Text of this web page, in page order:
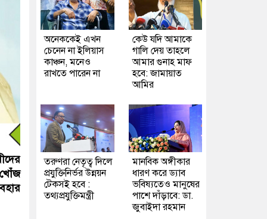
খোঁজ
অনেককেই এখন
চেনেন না ইলিয়াস
কাঞ্চন, মনেও
রাখতে পারেন না
কেউ যদি আমাকে
গালি দেয় তাহলে
আমার গুনাহ মাফ
হবে: জামায়াত
আমির
তরুণরা নেতৃত্ব দিলে
প্রযুক্তিনির্ভর উন্নয়ন
টেকসই হবে :
তথ্যপ্রযুক্তিমন্ত্রী
মানবিক অঙ্গীকার
ধারণ করে ড্যাব
ভবিষ্যতেও মানুষের
পাশে দাঁড়াবে: ডা.
জুবাইদা রহমান